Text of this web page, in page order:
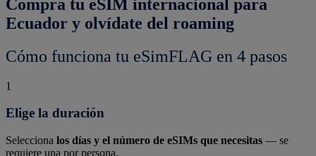
Compra tu eSIM internacional para
Ecuador y olvídate del roaming
Cómo funciona tu eSimFLAG en 4 pasos
1
Elige la duración
Selecciona los días y el número de eSIMs que necesitas — se
requiere una por persona.